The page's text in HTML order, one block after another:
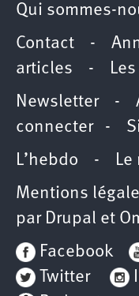
Qui sommes-
Contact -
articles -
Newsletter-
connecter-
L’hebdo - Le
Mentions
par Drupal et
Facebook
Twitter